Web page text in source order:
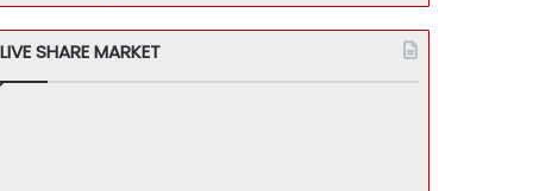
LIVE SHARE MARKET